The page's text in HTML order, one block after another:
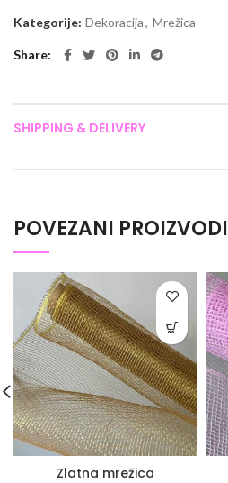
Kategorije: Dekoracija, Mrežica
Share
SHIPPING & DELIVERY
POVEZANI PROIZVODI
Zlatna mrežica